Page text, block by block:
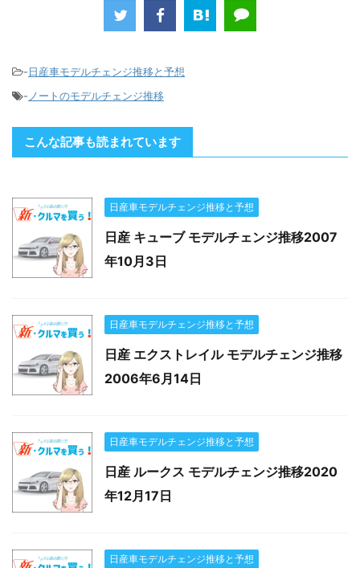
-日産車モデルチェンジ推移と予想
- ノートのモデルチェンジ推移
こんな記事も読まれています
日産車モデルチェンジ推移と予想
日産 キューブ モデルチェンジ推移2007
年10月3日
日産車モデルチェンジ推移と予想
日産 エクストレイル モデルチェンジ推移
2006年6月14日
日産車モデルチェンジ推移と予想
日産 ルークス モデルチェンジ推移2020
年12月17日
日産車モデルチェンジ推移と予想